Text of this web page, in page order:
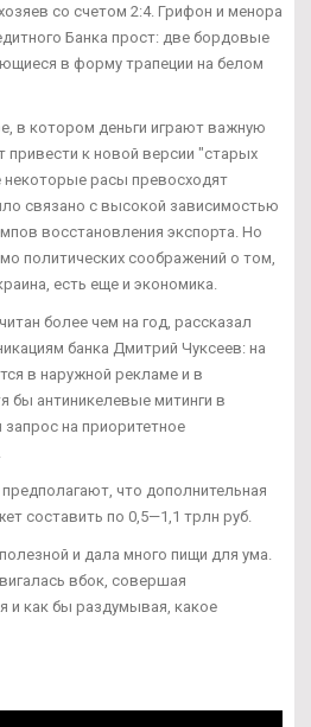
со счетом 2:4. Грифон и менора
Банка прост: две бордовые
в форму трапеции на белом
в котором деньги играют важную
к новой версии "старых
некоторые расы превосходят
связано с высокой зависимостью
восстановления экспорта. Но
политических соображений о том,
есть еще и экономика.
более чем на год, рассказал
банка Дмитрий Чуксеев: на
в наружной рекламе и в
бы антиникелевые митинги в
на приоритетное
что дополнительная
составить по 0,5—1,1 трлн руб.
и дала много пищи для ума.
вбок, совершая
и как бы раздумывая, какое